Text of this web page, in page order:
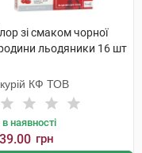
зі смаком чорної
льодяники 16 шт
КФ ТОВ
наявності
39.00 грн